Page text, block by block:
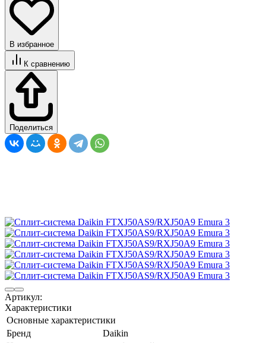
В избранное
К сравнению
Поделиться
Артикул:
Характеристики
Основные характеристики
Бренд
Daikin